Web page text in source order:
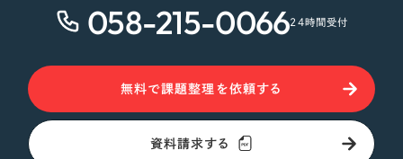
058-215-006624時間受付
無料で課題整理を依頼する
資料請求する